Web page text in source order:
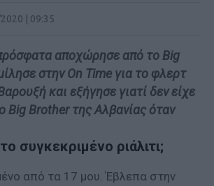
| 09:35
αποχώρησε από το Big
στην On Time για το φλερτ
και εξήγησε γιατί δεν είχε
Big Brother της Αλβανίας όταν
συγκεκριμένο ριάλιτι;
από τα 17 μου. Έβλεπα στην